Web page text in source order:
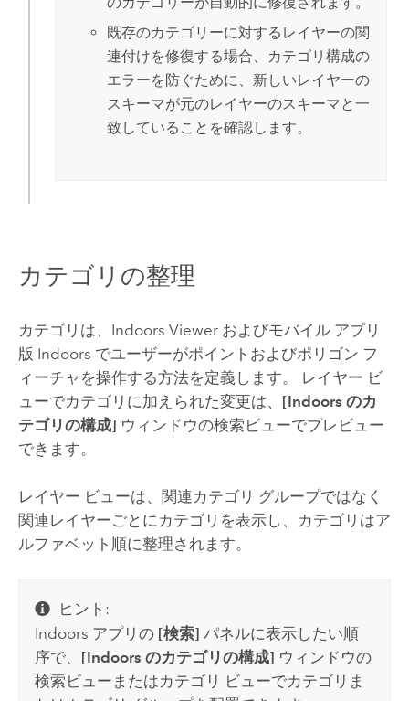
既存のカテゴリーに対するレイヤーの関
連付けを修復する場合、カテゴリ構成の
エラーを防ぐために、新しいレイヤーの
スキーマが元のレイヤーのスキーマと一
致していることを確認します。
カテゴリの整理
カテゴリは、 Indoors Viewerおよびモバイル アプリ
版 Indoors でユーザーがポイントおよびポリゴン フ
ィーチャを操作する方法を定義します。 レイヤー ビ
ューでカテゴリに加えられた変更は、 [Indoors のカ
テゴリの構成] ウィンドウの検索ビューでプレビュー
できます。
レイヤー ビューは、関連カテゴリ グループではなく
関連レイヤーごとにカテゴリを表示し、カテゴリはア
ルファベット順に整理されます。
ヒント:
Indoors アプリの [検索] パネルに表示したい順
序で、 [Indoors のカテゴリの構成] ウィンドウの
検索ビューまたはカテゴリ ビューでカテゴリま